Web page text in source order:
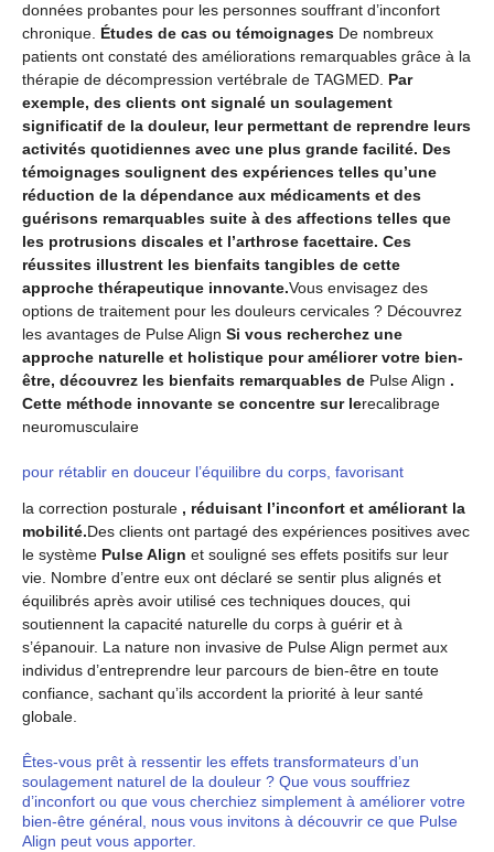
données probantes pour les personnes souffrant d’inconfort
chronique. Études de cas ou témoignages De nombreux
patients ont constaté des améliorations remarquables grâce à la
thérapie de décompression vertébrale de TAGMED. Par
exemple, des clients ont signalé un soulagement
significatif de la douleur, leur permettant de reprendre leurs
activités quotidiennes avec une plus grande facilité. Des
témoignages soulignent des expériences telles qu’une
réduction de la dépendance aux médicaments et des
guérisons remarquables suite à des affections telles que
les protrusions discales et l’arthrose facettaire. Ces
réussites illustrent les bienfaits tangibles de cette
approche thérapeutique innovante.Vous envisagez des
options de traitement pour les douleurs cervicales ? Découvrez
les avantages de Pulse Align Si vous recherchez une
approche naturelle et holistique pour améliorer votre bien-
être, découvrez les bienfaits remarquables de Pulse Align .
Cette méthode innovante se concentre sur lerecalibrage
neuromusculaire
pour rétablir en douceur l’équilibre du corps, favorisant
la correction posturale , réduisant l’inconfort et améliorant la
mobilité.Des clients ont partagé des expériences positives avec
le système Pulse Align et souligné ses effets positifs sur leur
vie. Nombre d’entre eux ont déclaré se sentir plus alignés et
équilibrés après avoir utilisé ces techniques douces, qui
soutiennent la capacité naturelle du corps à guérir et à
s’épanouir. La nature non invasive de Pulse Align permet aux
individus d’entreprendre leur parcours de bien-être en toute
confiance, sachant qu’ils accordent la priorité à leur santé
globale.
Êtes-vous prêt à ressentir les effets transformateurs d’un
soulagement naturel de la douleur ? Que vous souffriez
d’inconfort ou que vous cherchiez simplement à améliorer votre
bien-être général, nous vous invitons à découvrir ce que Pulse
Align peut vous apporter.